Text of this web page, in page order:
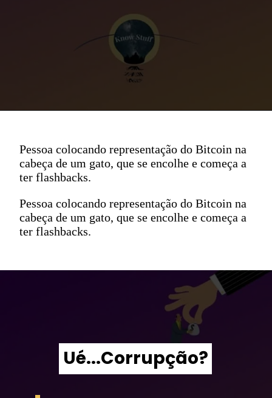
Pessoa colocando representação do Bitcoin na
cabeça de um gato, que se encolhe e começa a
ter flashbacks.
Pessoa colocando representação do Bitcoin na
cabeça de um gato, que se encolhe e começa a
ter flashbacks.
Ué...Corrupção?